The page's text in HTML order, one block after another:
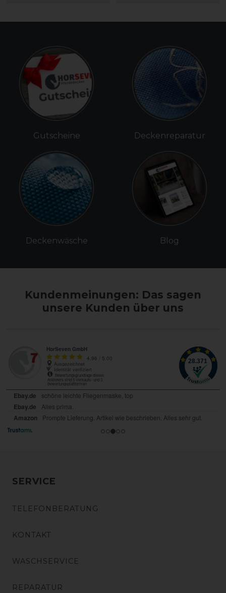
Gutscheine
Deckenwäsche
Deckenreparatur
Blog
Kundenmeinungen: Das sagen
unsere Kunden über uns
SERVICE
TELEFONBERATUNG
KONTAKT
WASCHSERVICE
REPARATUR